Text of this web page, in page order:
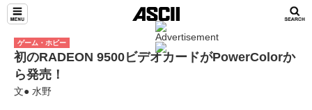
ゲーム・ホビー
初のRADEON 9500ビデオカードがPowerColorか
ら発売！
文● 水野